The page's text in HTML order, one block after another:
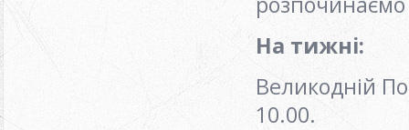
На тижні:
Великодній
10.00.